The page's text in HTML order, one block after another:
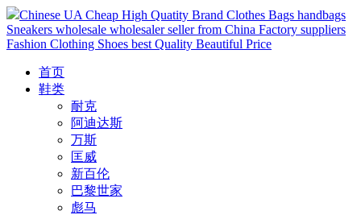
Chinese UA Cheap High Quatity Brand Clothes Bags handbags
Sneakers wholesale wholesaler seller from China Factory suppliers
Fashion Clothing Shoes best Quality Beautiful Price
首页
鞋类
耐克
阿迪达斯
万斯
匡威
新百伦
巴黎世家
彪马